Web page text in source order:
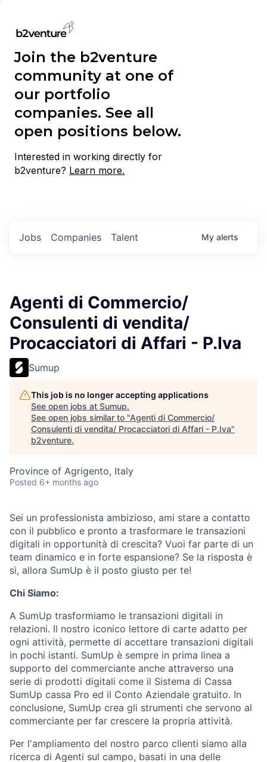
Join the b2venture
community at one of
our portfolio
companies. See all
open positions below.
Interested in working directly for
b2venture? Learn more.
Jobs Companies Talent My alerts
Agenti di Commercio/
Consulenti di vendita/
Procacciatori di Affari - P.Iva
Sumup
This job is no longer accepting applications
See open jobs at Sumup.
See open jobs similar to "Agenti di Commercio/
Consulenti di vendita/ Procacciatori di Affari - P.Iva"
b2venture.
Province of Agrigento, Italy
Posted 6+ months ago
Sei un professionista ambizioso, ami stare a contatto
con il pubblico e pronto a trasformare le transazioni
digitali in opportunità di crescita? Vuoi far parte di un
team dinamico e in forte espansione? Se la risposta è
sì, allora SumUp è il posto giusto per te!
Chi Siamo:
A SumUp trasformiamo le transazioni digitali in
relazioni. Il nostro iconico lettore di carte adatto per
ogni attività, permette di accettare transazioni digitali
in pochi istanti. SumUp è sempre in prima linea a
supporto del commerciante anche attraverso una
serie di prodotti digitali come il Sistema di Cassa
SumUp cassa Pro ed il Conto Aziendale gratuito. In
conclusione, SumUp crea gli strumenti che servono al
commerciante per far crescere la propria attività.
Per l'ampliamento del nostro parco clienti siamo alla
ricerca di Agenti sul campo, basati in una delle